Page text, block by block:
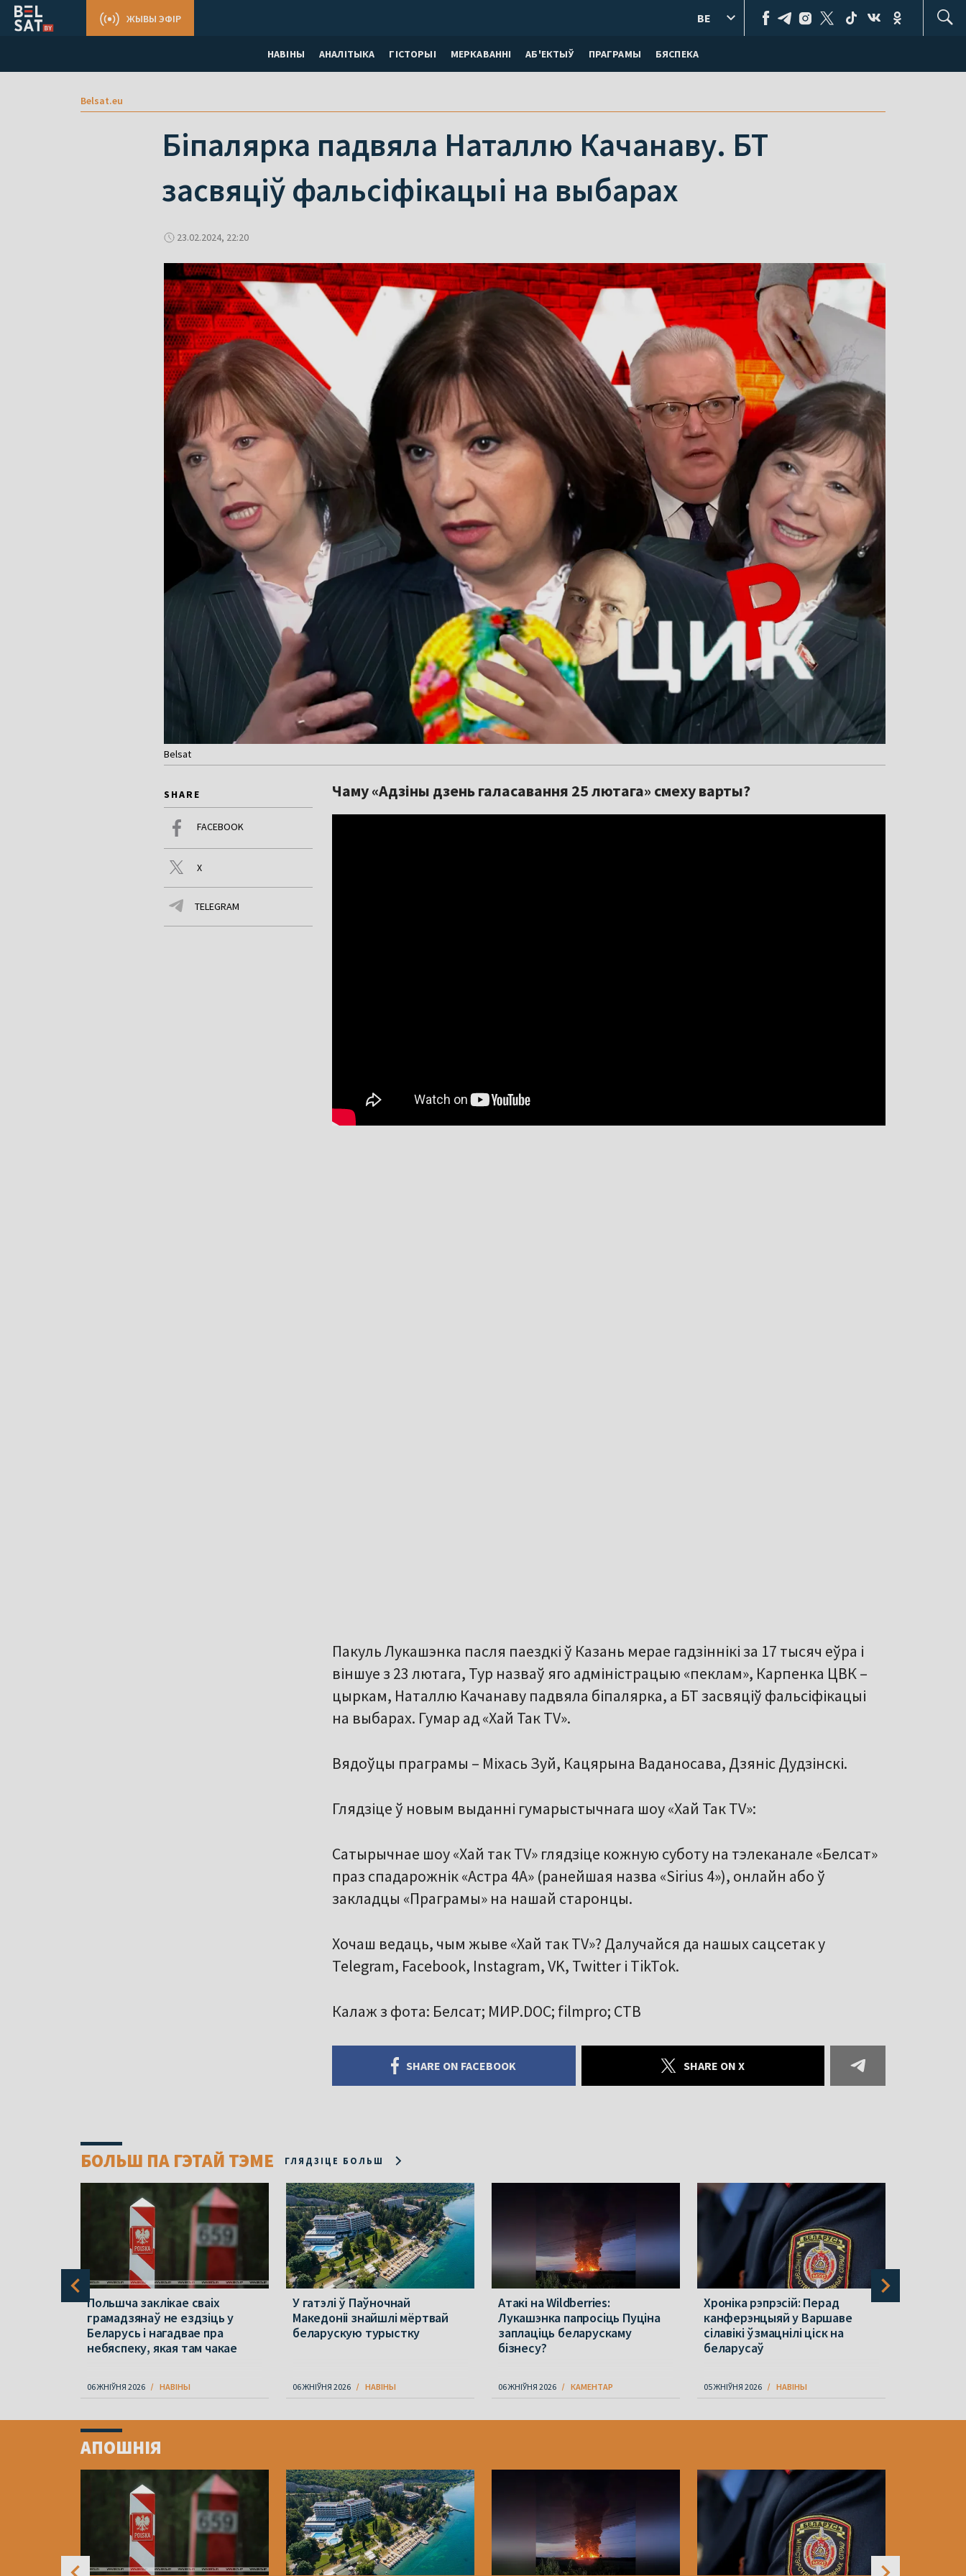
НАВІНЫ АНАЛІТЫКА ГІСТОРЫІ МЕРКАВАННI АБ'ЕКТЫЎ ПРАГРАМЫ БЯСПЕКА
ЖЫВЫ ЭФІР BE
Belsat.eu
Біпалярка падвяла Наталлю Качанаву. БТ
засвяціў фальсіфікацыі на выбарах
23.02.2024, 22:20
Belsat
SHARE
FACEBOOK
X
TELEGRAM
Чаму «Адзіны дзень галасавання 25 лютага» смеху варты?
Пакуль Лукашэнка пасля паездкі ў Казань мерае гадзіннікі за 17 тысяч еўра і
віншуе з 23 лютага, Тур назваў яго адміністрацыю «пеклам», Карпенка ЦВК –
цыркам, Наталлю Качанаву падвяла біпалярка, а БТ засвяціў фальсіфікацыі
на выбарах. Гумар ад «Хай Так TV».
Вядоўцы праграмы – Міхась Зуй, Кацярына Ваданосава, Дзяніс Дудзінскі.
Глядзіце ў новым выданні гумарыстычнага шоу «Хай Так TV»:
Сатырычнае шоу «Хай так TV» глядзіце кожную суботу на тэлеканале «Белсат»
праз спадарожнік «Астра 4A» (ранейшая назва «Sirius 4»), онлайн або ў
закладцы «Праграмы» на нашай старонцы.
Хочаш ведаць, чым жыве «Хай так TV»? Далучайся да нашых сацсетак у
Telegram, Facebook, Instagram, VK, Twitter і TikTok.
Калаж з фота: Белсат; МИР.DOC; filmpro; СТВ
SHARE ON FACEBOOK SHARE ON X
БОЛЬШ ПА ГЭТАЙ ТЭМЕ ГЛЯДЗІЦЕ БОЛЬШ
Польшча заклікае сваіх
грамадзянаў не ездзіць у
Беларусь і нагадвае пра
небяспеку, якая там чакае
06 ЖНІЎНЯ 2026 НАВІНЫ
У гатэлі ў Паўночнай
Македоніі знайшлі мёртвай
беларускую турыстку
06 ЖНІЎНЯ 2026 НАВІНЫ
Атакі на Wildberries:
Лукашэнка папросіць Пуціна
заплаціць беларускаму
бізнесу?
06 ЖНІЎНЯ 2026 КАМЕНТАР
Хроніка рэпрэсій: Перад
канферэнцыяй у Варшаве
сілавікі ўзмацнілі ціск на
беларусаў
05 ЖНІЎНЯ 2026 НАВІНЫ
ofАПОШНІЯ